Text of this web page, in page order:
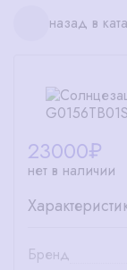
назад в
23000₽
нет в наличии
Бренд